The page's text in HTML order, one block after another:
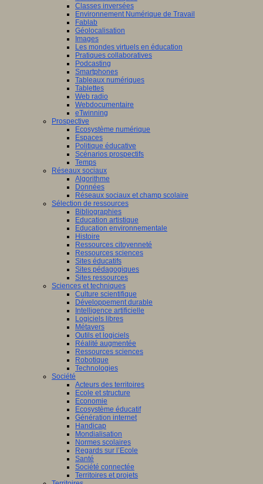
Classes inversées
Environnement Numérique de Travail
Fablab
Géolocalisation
Images
Les mondes virtuels en éducation
Pratiques collaboratives
Podcasting
Smartphones
Tableaux numériques
Tablettes
Web radio
Webdocumentaire
eTwinning
Prospective
Ecosystème numérique
Espaces
Politique éducative
Scénarios prospectifs
Temps
Réseaux sociaux
Algorithme
Données
Réseaux sociaux et champ scolaire
Sélection de ressources
Bibliographies
Education artistique
Education environnementale
Histoire
Ressources citoyenneté
Ressources sciences
Sites éducatifs
Sites pédagogiques
Sites ressources
Sciences et techniques
Culture scientifique
Développement durable
Intelligence artificielle
Logiciels libres
Métavers
Outils et logiciels
Réalité augmentée
Ressources sciences
Robotique
Technologies
Société
Acteurs des territoires
Ecole et structure
Economie
Ecosystème éducatif
Génération internet
Handicap
Mondialisation
Normes scolaires
Regards sur l’Ecole
Santé
Société connectée
Territoires et projets